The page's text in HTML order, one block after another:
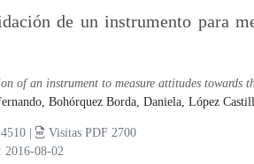
de un instrumento para
of an instrument to measure attitudes towards
Bohórquez Borda, Daniela, López
|
Visitas PDF 2700
2016-08-02